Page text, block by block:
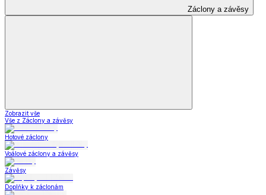
Záclony a závěsy
Zobrazit vše
Vše z Záclony a závěsy
Hotové záclony
Voálové záclony a závěsy
Závěsy
Doplňky k záclonám